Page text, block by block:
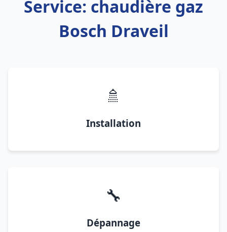
Service: chaudière gaz
Bosch Draveil
🚿
Installation
🔧
Dépannage